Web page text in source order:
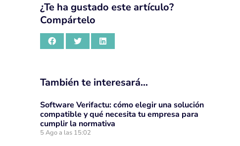
¿Te ha gustado este artículo?
Compártelo
También te interesará…
Software Verifactu: cómo elegir una solución
compatible y qué necesita tu empresa para
cumplir la normativa
5 Ago a las 15:02